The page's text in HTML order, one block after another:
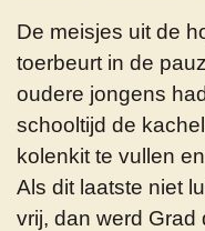
De meisjes uit de
toerbeurt in de
oudere jongens
schooltijd de
kolenkit te vullen
Als dit laatste niet
vrij, dan werd Grad